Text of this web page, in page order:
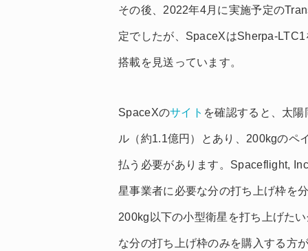
その後、2022年4月に実施予定の
定でしたが、SpaceXはSherpa-
搭載を見送っています。
SpaceXのサイト を確認すると、太
ル（約1.1億円）とあり、200kgのペ
払う必要があります。Spaceflight,
星事業者に必要な分の打ち上げ枠を
200kg以下の小型衛星を打ち上げた
な分の打ち上げ枠のみを購入する方